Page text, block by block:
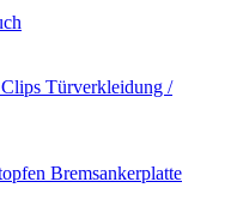
Clips Türverkleidung /
Bremsankerplatte